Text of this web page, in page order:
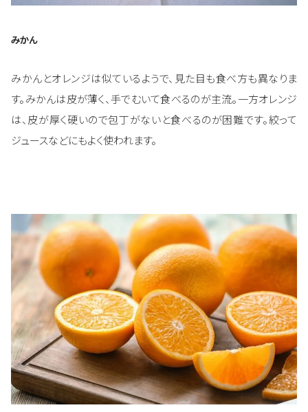
みかん
みかんとオレンジは似ているようで、見た目も食べ方も異なりま
す。みかんは皮が薄く、手でむいて食べるのが主流。一方オレンジ
は、皮が厚く硬いので包丁がないと食べるのが困難です。絞って
ジュースなどにもよく使われます。